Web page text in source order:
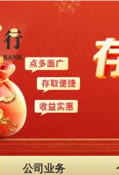
公司业务